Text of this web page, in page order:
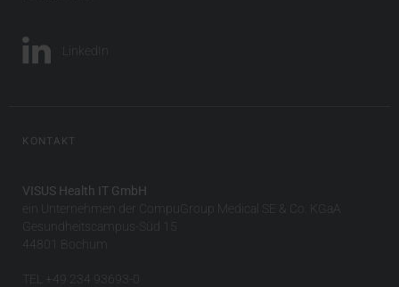
LinkedIn
KONTAKT
VISUS Health IT GmbH
ein Unternehmen der CompuGroup Medical SE & Co. KGaA
Gesundheitscampus-Süd 15
44801 Bochum
TEL +49 234 93693-0